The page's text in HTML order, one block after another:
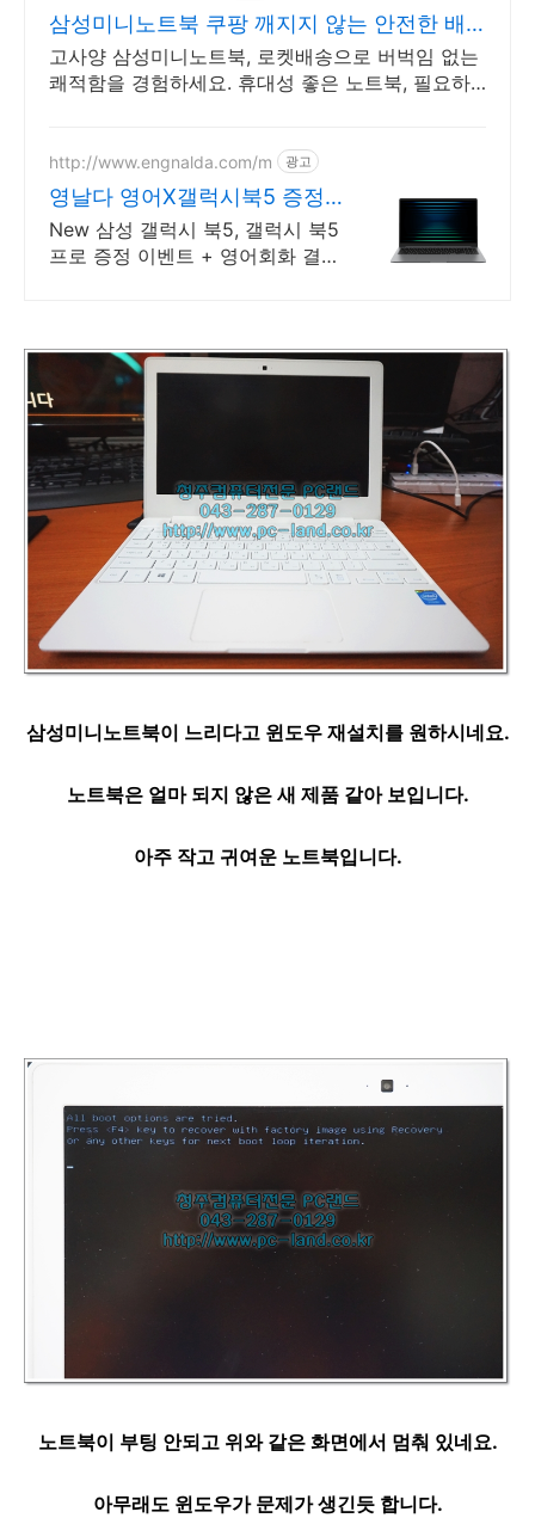
삼성미니노트북 쿠팡 깨지지 않는 안전한 배
송
고사양 삼성미니노트북, 로켓배송으로 버벅임 없는
쾌적함을 경험하세요. 휴대성 좋은 노트북, 필요하
http://www.engnalda.com/m 광고
영날다 영어X갤럭시북5 증정
삼성 갤럭시북5 프로 신제품
New 삼성 갤럭시 북5, 갤럭시 북5
프로 증정 이벤트 + 영어회화 결합
삼성미니노트북이 느리다고 윈도우 재설치를 원하시네요.
노트북은 얼마 되지 않은 새 제품 같아 보입니다.
아주 작고 귀여운 노트북입니다.
노트북이 부팅 안되고 위와 같은 화면에서 멈춰 있네요.
아무래도 윈도우가 문제가 생긴듯 합니다.